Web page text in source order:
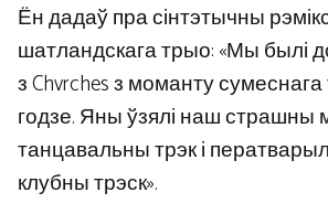
Ён дадаў пра сінтэтычны
шатландскага трыо: «Мы былі
з Chvrches з моманту сумеснага
годзе. Яны ўзялі наш страшны
танцавальны трэк і
клубны трэск».